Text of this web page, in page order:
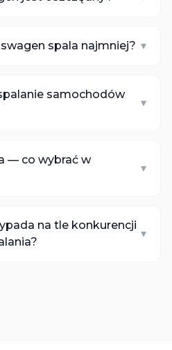
spala najmniej? ▾
samochodów
▾
— co wybrać w
▾
na tle konkurencji
▾